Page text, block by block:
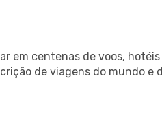
em centenas de voos,
de viagens do mundo e